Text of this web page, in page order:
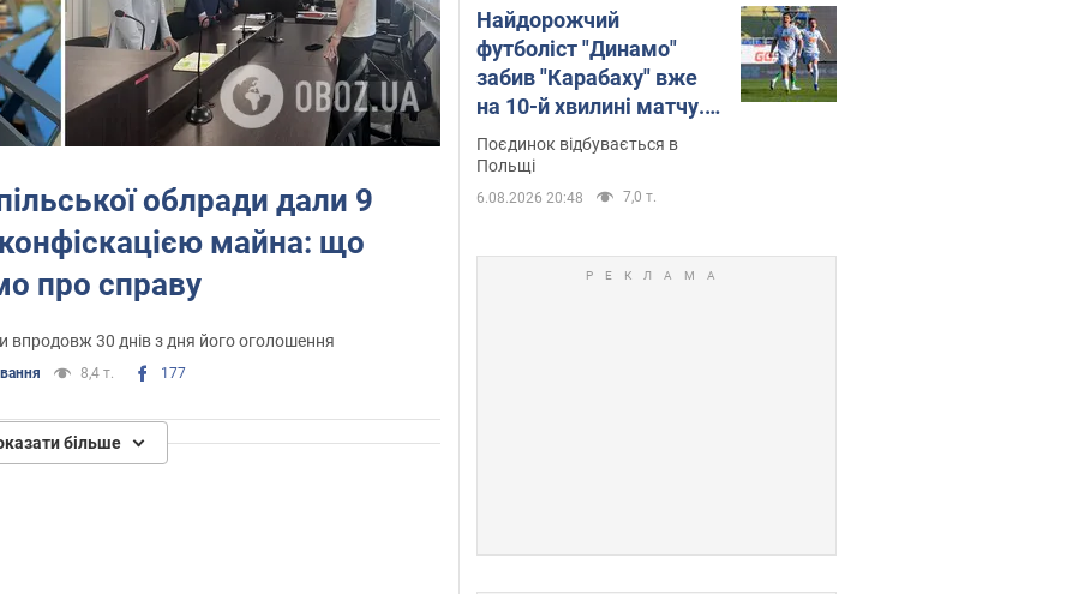
облради дали 9
конфіскацією майна: що
про справу
30 днів з дня його оголошення
8,4 т. 177
більше
Найдорожчий
футболіст "Динамо"
забив "Карабаху" вже
на 10-й хвилині матчу.
Відео
Поєдинок відбувається в
Польщі
6.08.2026 20:48 7,0 т.